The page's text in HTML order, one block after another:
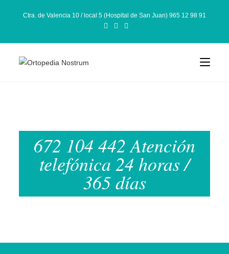
Ctra. de Valencia 10 / local 5 (Hospital de San Juan) 965 12 98 91
672 104 442 Atención
telefónica 24 horas /
365 días